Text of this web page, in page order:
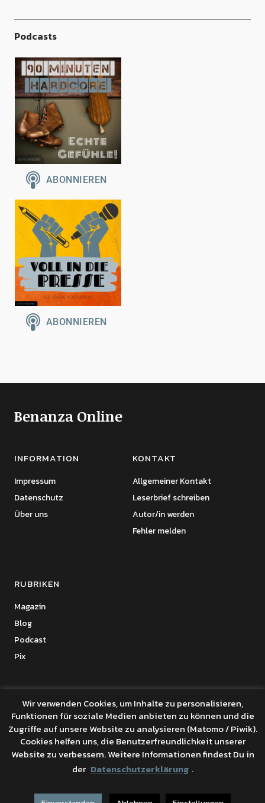
Podcasts
Benanza Online
INFORMATION
Impressum
Datenschutz
Über uns
KONTAKT
Allgemeiner Kontakt
Leserbrief schreiben
Autor/in werden
Fehler melden
RUBRIKEN
Magazin
Blog
Podcast
Pix
Copyright © 2026 Benanza Online
Datenschutz
Powered by WordPress
Theme: Uku vonElmastudio
Wir verwenden Cookies, um Inhalte zu personalisieren,
Funktionen für soziale Medien anbieten zu können und die
Zugriffe auf unsere Website zu analysieren (Matomo / Piwik).
Cookies helfen uns, die Benutzerfreundlichkeit unserer
Website zu verbessern. Weitere Informationen findest Du in
der Datenschutzerklärung .